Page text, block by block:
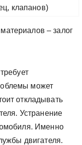
клапанов)
– залог
может
откладывать
Устранение
Именно
двигателя.